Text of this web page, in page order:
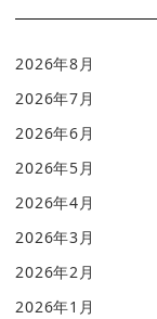
2026年8月
2026年7月
2026年6月
2026年5月
2026年4月
2026年3月
2026年2月
2026年1月